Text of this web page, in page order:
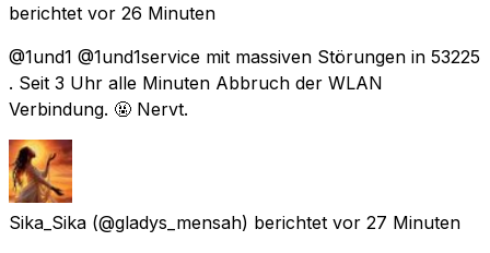
berichtet vor 26 Minuten
@1und1 @1und1service mit massiven Störungen in 53225
. Seit 3 Uhr alle Minuten Abbruch der WLAN
Verbindung. 🤬 Nervt.
Sika_Sika (@gladys_mensah) berichtet vor 27 Minuten